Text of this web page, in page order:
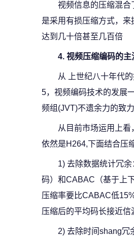
视频信息的压缩混合
是采用有损压缩方式，
达到几十倍甚至几百倍
4. 视频压缩编码的主
从 上世纪八十年代
5，视频编码技术的发展
频组(JVT)不遗余力的致
从目前市场运用上
依然是H264,下面结合压
1) 去除数据统计冗
码）和CABAC（基于上
压缩率要比CABAC低
压缩后的平均码长接近信
2) 去除时间shang冗